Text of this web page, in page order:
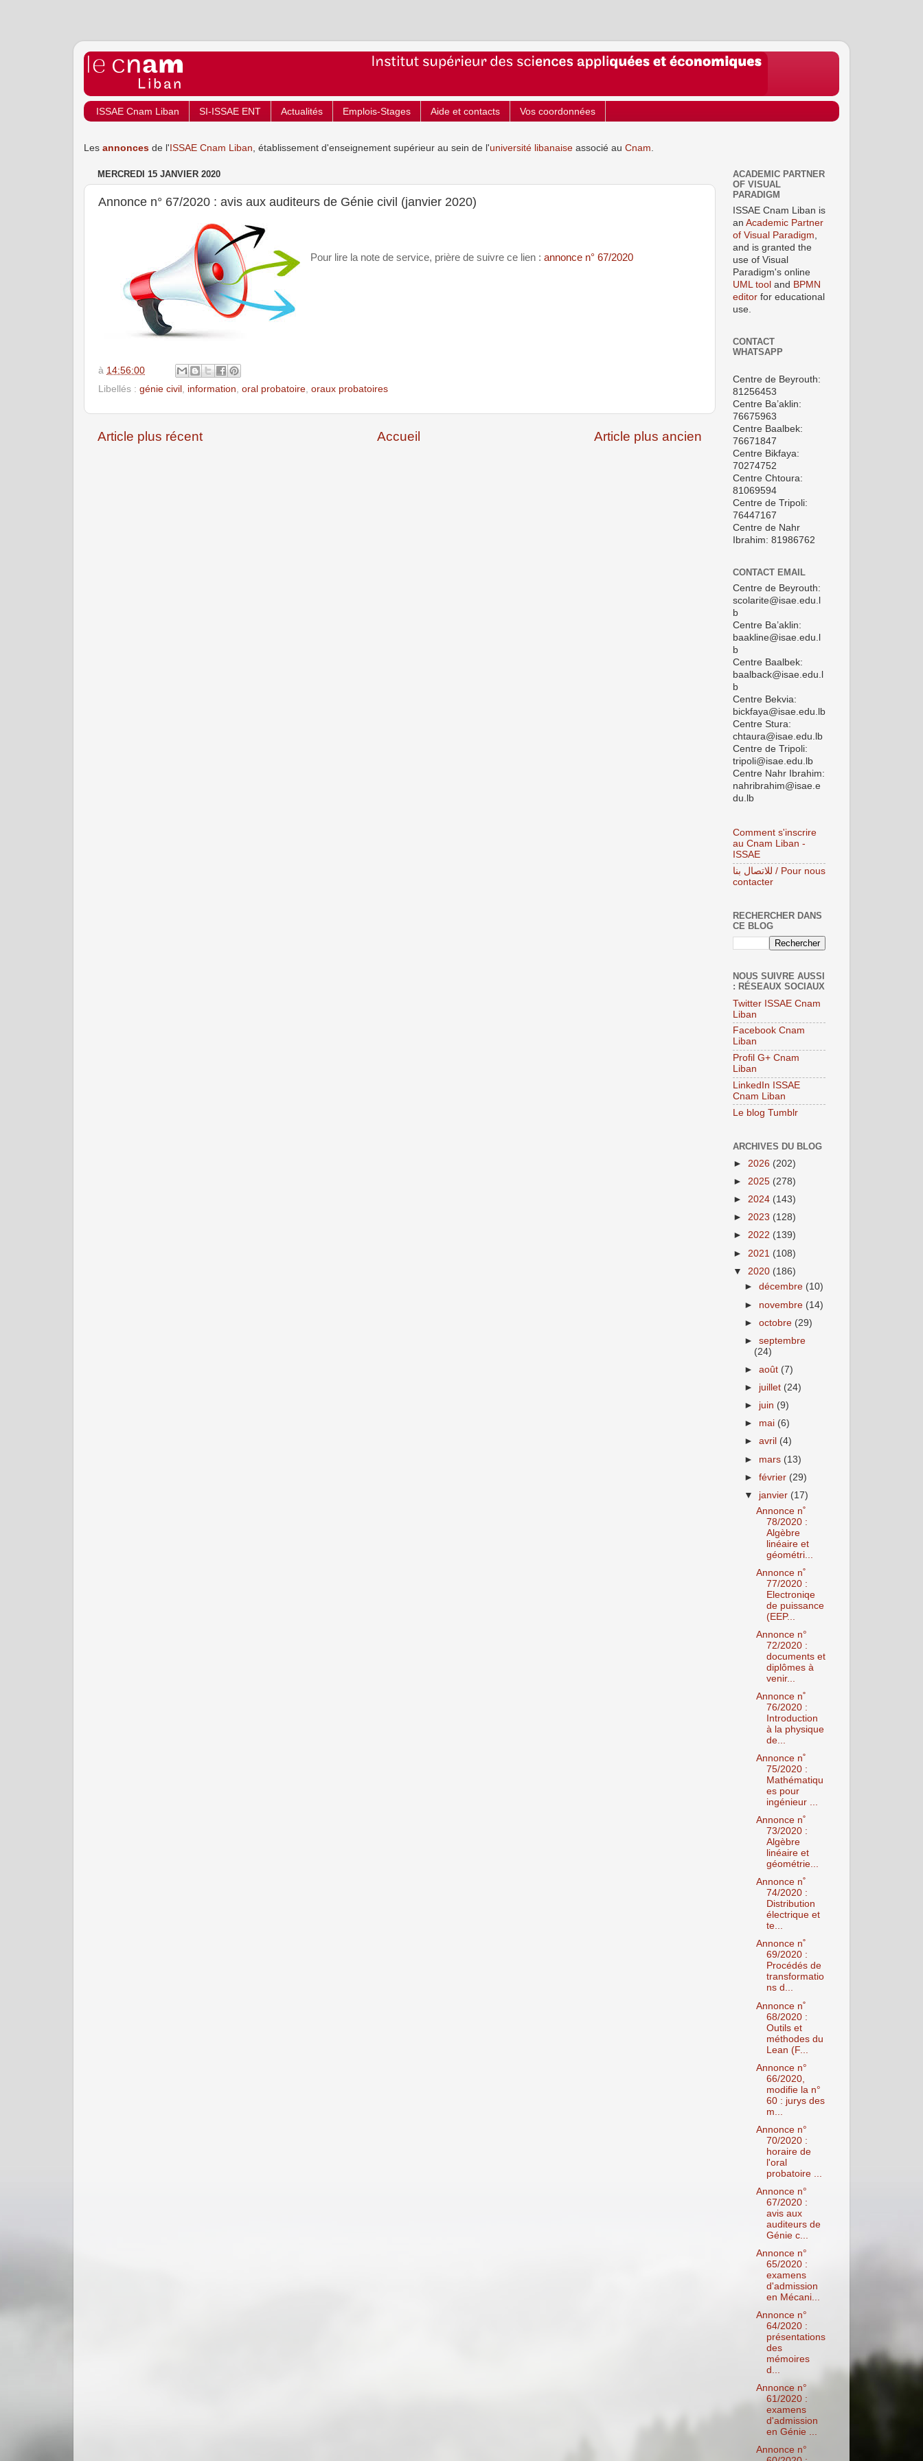
ISSAE Cnam Liban SI-ISSAE ENT Actualités Emplois-Stages Aide et contacts Vos coordonnées
Les annonces de l' ISSAE Cnam Liban , établissement d'enseignement supérieur au sein de l'université libanaise associé au Cnam
MERCREDI 15 JANVIER 2020
Annonce n° 67/2020 : avis aux auditeurs de Génie civil (janvier 2020)
Pour lire la note de service, prière de suivre ce lien : annonce n° 67/2020
à 14:56:00
Libellés : génie civil , information, oral probatoire, oraux probatoires
Article plus récent Article plus ancien
Accueil
ACADEMIC PARTNER
OF VISUAL
PARADIGM
ISSAE Cnam Liban is
an Academic Partner
of Visual Paradigm
and is granted the
use of Visual
Paradigm's online
UML tool and BPMN
editor for educational
use.
CONTACT
WHATSAPP
Centre de Beyrouth:
81256453
Centre Ba’aklin:
76675963
Centre Baalbek:
76671847
Centre Bikfaya:
70274752
Centre Chtoura:
81069594
Centre de Tripoli:
76447167
Centre de Nahr
Ibrahim: 81986762
CONTACT EMAIL
Centre de Beyrouth:
scolarite@isae.edu.l
b
Centre Ba’aklin:
baakline@isae.edu.l
b
Centre Baalbek:
baalback@isae.edu.l
b
Centre Bekvia:
bickfaya@isae.edu.lb
Centre Stura:
chtaura@isae.edu.lb
Centre de Tripoli:
tripoli@isae.edu.lb
Centre Nahr Ibrahim:
nahribrahim@isae.e
du.lb
Comment s'inscrire
au Cnam Liban -
ISSAE
للاتصال بنا / Pour nous
contacter
RECHERCHER DANS
CE BLOG
NOUS SUIVRE AUSSI
: RÉSEAUX SOCIAUX
Twitter ISSAE Cnam
Liban
Facebook Cnam
Liban
Profil G+ Cnam
Liban
LinkedIn ISSAE
Cnam Liban
Le blog Tumblr
ARCHIVES DU BLOG
► 2026 (202)
► 2025 (278)
► 2024 (143)
► 2023 (128)
► 2022 (139)
► 2021 (108)
▼ 2020 (186)
►décembre (10)
► novembre (14)
►octobre (29)
►septembre
(24)
►août (7)
► juillet (24)
► juin (9)
► mai (6)
►avril (4)
► mars (13)
►février (29)
▼ janvier (17)
Annonce n˚
78/2020 :
Algèbre
linéaire et
géométri...
Annonce n˚
77/2020 :
Electroniqe
de puissance
(EEP...
Annonce n°
72/2020 :
documents et
diplômes à
venir...
Annonce n˚
76/2020 :
Introduction
à la physique
de...
Annonce n˚
75/2020 :
Mathématiqu
es pour
ingénieur ...
Annonce n˚
73/2020 :
Algèbre
linéaire et
géométrie...
Annonce n˚
74/2020 :
Distribution
électrique et
te...
Annonce n˚
69/2020 :
Procédés de
transformatio
ns d...
Annonce n˚
68/2020 :
Outils et
méthodes du
Lean (F...
Annonce n°
66/2020,
modifie la n°
60 : jurys des
m...
Annonce n°
70/2020 :
horaire de
l'oral
probatoire ...
Annonce n°
67/2020 :
avis aux
auditeurs de
Génie c...
Annonce n°
65/2020 :
examens
d'admission
en Mécani...
Annonce n°
64/2020 :
présentations
des
mémoires
d...
Annonce n°
61/2020 :
examens
d'admission
en Génie ...
Annonce n°